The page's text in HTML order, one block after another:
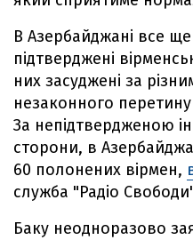
В Азербайджані все
підтверджені
них засуджені за
незаконного
За непідтвердженою
сторони, в
60 полонених вірмен,
служба "Радіо
Баку неодноразово